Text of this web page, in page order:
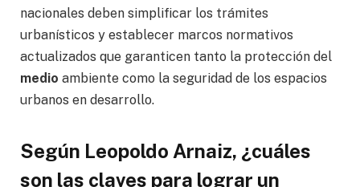
nacionales deben simplificar los trámites
urbanísticos y establecer marcos normativos
actualizados que garanticen tanto la protección del
medio ambiente como la seguridad de los espacios
urbanos en desarrollo.
Según Leopoldo Arnaiz, ¿cuáles
son las claves para lograr un